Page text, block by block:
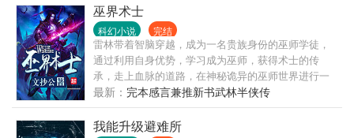
巫界术士
科幻小说 完结
雷林带着智脑穿越，成为一名贵族身份的巫师学徒，
通过利用自身优势，学习成为巫师，获得术士的传
承，走上血脉的道路，在神秘诡异的巫师世界进行一
系列探险，最后获得永恒的故事。
最新： 完本感言兼推新书武林半侠传
我能升级避难所